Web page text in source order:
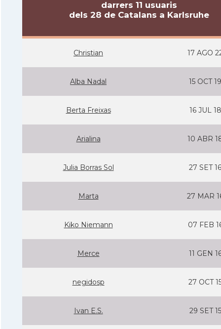
darrers 11 usuaris
dels 28 de Catalans a Karlsruhe
Christian 17 AGO
Alba Nadal 15 OCT 19
Berta Freixas 16 JUL 18
Arialina 10 ABR
Julia Borras Sol 27 SET 16
Marta 27 MAR
Kiko Niemann 07 FEB
Merce 11 GEN
negidosp 27 OCT
Ivan E.S. 29 SET 15